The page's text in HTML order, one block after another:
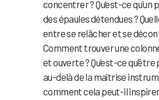
concentrer ? Qu’est-ce qu’un
des épaules détendues ?
entre se relâcher et se
Comment trouver une
et ouverte ? Qu’est-ce
au-delà de la maîtrise
comment cela peut-il